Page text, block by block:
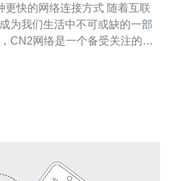
网络连接方式 随着互联
为我们生活中不可或缺的一部
CN2网络是一个备受关注的话
接美国，可以提供更快速的网